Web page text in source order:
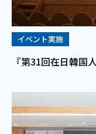
イベント実施
『第31回在日韓国